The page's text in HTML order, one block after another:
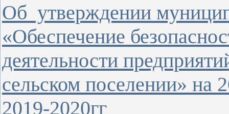
Об утверждении
«Обеспечение
деятельности
сельском поселении» на
2019-2020гг